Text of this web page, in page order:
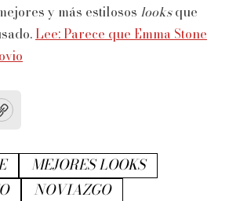
y más estilosos looksque
Lee: Parece que Emma Stone
Copy
MEJORES LOOKS
NOVIAZGO